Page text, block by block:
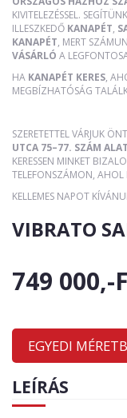
KIVITELEZÉSSEL.
ILLESZKEDŐ KANAPÉT,
KANAPÉT, MERT
VÁSÁRLÓ A
HA KANAPÉT KERES,
MEGBÍZHATÓSÁG
SZERETETTEL VÁRJUK ÖNT
UTCA 75–77. SZÁM
KERESSEN MINKET
TELEFONSZÁMON, AHOL
KELLEMES NAPOT
VIBRATO
749 000,-
EGYEDI
LEÍRÁS